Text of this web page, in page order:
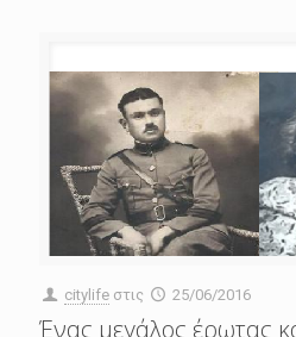
citylife στις 25/06/2016
Ένας μεγάλος έρωτας